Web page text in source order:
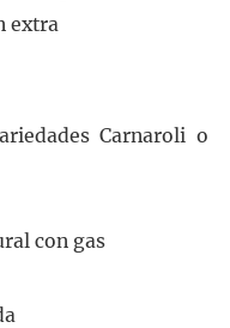
extra
Carnaroli o
con gas